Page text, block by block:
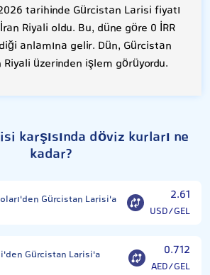
tarihinde Gürcistan Larisi fiyatı
Riyali oldu. Bu, düne göre 0 İRR
anlamına gelir. Dün, Gürcistan
Riyali üzerinden işlem görüyordu.
karşısında döviz kurları ne
kadar?
Gürcistan Larisi'a 2.61
USD/GEL
Gürcistan Larisi'a 0.712
AED/GEL